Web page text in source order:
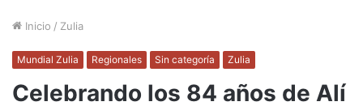
Inicio / Zulia
Mundial Zulia Regionales Sin categoría Zulia
Celebrando los 84 años de Alí